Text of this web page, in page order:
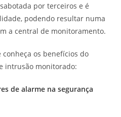
por terceiros e é
podendo resultar numa
a central de monitoramento.
os benefícios do
intrusão monitorado:
de alarme na segurança